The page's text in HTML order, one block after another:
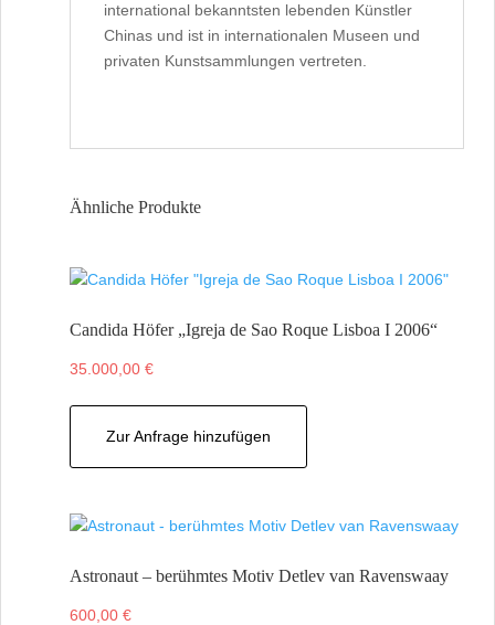
international bekanntsten lebenden Künstler
Chinas und ist in internationalen Museen und
privaten Kunstsammlungen vertreten.
Ähnliche Produkte
Candida Höfer „Igreja de Sao Roque Lisboa I 2006“
35.000,00€
Zur Anfrage hinzufügen
Astronaut – berühmtes Motiv Detlev van Ravenswaay
600,00€